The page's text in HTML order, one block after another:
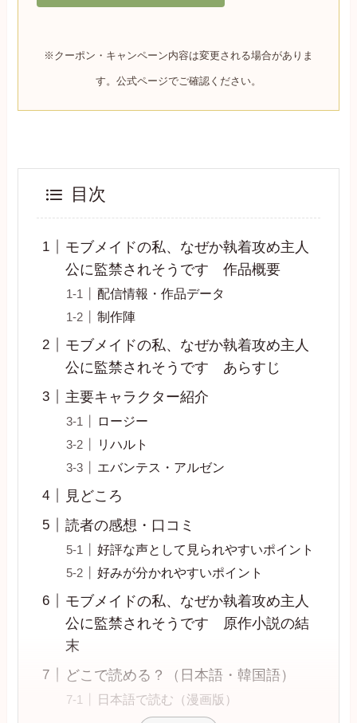
※クーポン・キャンペーン内容は変更される場合がありま
す。公式ページでご確認ください。
目次
モブメイドの私、なぜか執着攻め主人
公に監禁されそうです 作品概要
配信情報・作品データ
制作陣
モブメイドの私、なぜか執着攻め主人
公に監禁されそうです あらすじ
主要キャラクター紹介
ロージー
リハルト
エバンテス・アルゼン
見どころ
読者の感想・口コミ
好評な声として見られやすいポイント
好みが分かれやすいポイント
モブメイドの私、なぜか執着攻め主人
公に監禁されそうです 原作小説の結
末
どこで読める？（日本語・韓国語）
日本語で読む（漫画版）